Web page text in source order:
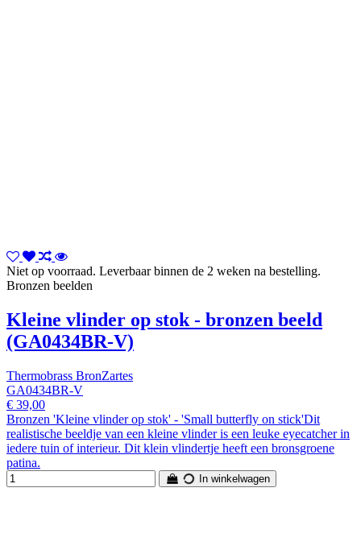
Niet op voorraad. Leverbaar binnen de 2 weken na bestelling.
Bronzen beelden
Kleine vlinder op stok - bronzen beeld
(GA0434BR-V)
Thermobrass BronZartes
GA0434BR-V
€ 39,00
Bronzen 'Kleine vlinder op stok' - 'Small butterfly on stick'Dit
realistische beeldje van een kleine vlinder is een leuke eyecatcher in
iedere tuin of interieur. Dit klein vlindertje heeft een bronsgroene
patina.
In winkelwagen